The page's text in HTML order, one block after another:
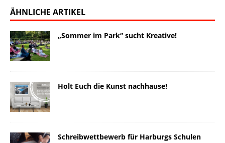
ÄHNLICHE ARTIKEL
„Sommer im Park“ sucht Kreative!
Holt Euch die Kunst nachhause!
Schreibwettbewerb für Harburgs Schulen